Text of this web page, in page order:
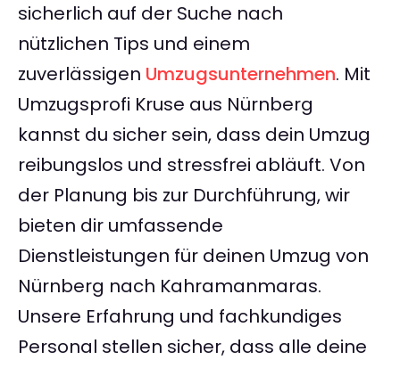
sicherlich auf der Suche nach
nützlichen Tips und einem
zuverlässigen Umzugsunternehmen. Mit
Umzugsprofi Kruse aus Nürnberg
kannst du sicher sein, dass dein Umzug
reibungslos und stressfrei abläuft. Von
der Planung bis zur Durchführung, wir
bieten dir umfassende
Dienstleistungen für deinen Umzug von
Nürnberg nach Kahramanmaras.
Unsere Erfahrung und fachkundiges
Personal stellen sicher, dass alle deine